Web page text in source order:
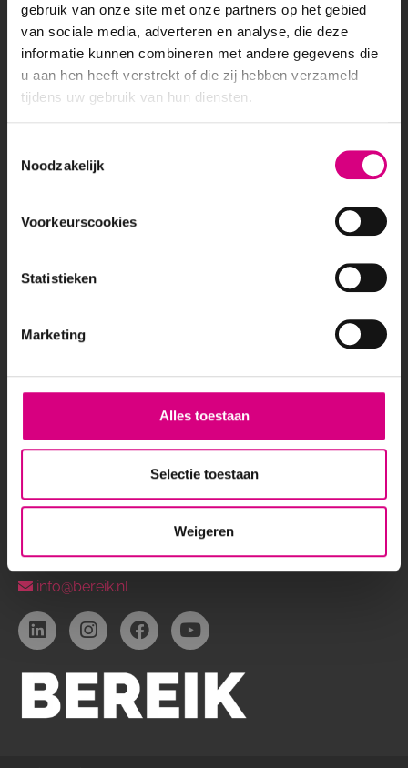
gebruik van onze site met onze partners op het gebied
van sociale media, adverteren en analyse, die deze
informatie kunnen combineren met andere gegevens die
u aan hen heeft verstrekt of die zij hebben verzameld
tijdens uw gebruik van hun diensten.
Selection
Noodzakelijk
Voorkeurscookies
Statistieken
Marketing
Alles toestaan
Selectie toestaan
Weigeren
Buitenreclame
Abri
Billboard
Lichtmast reclame
Reclamezuil
Out Of Home advertising
Blogs
Alphen aan den Rijn
Zwijndrecht
CONTACT
Kantoor Rotterdam
Weg en Bos 11
info@bereik.nl